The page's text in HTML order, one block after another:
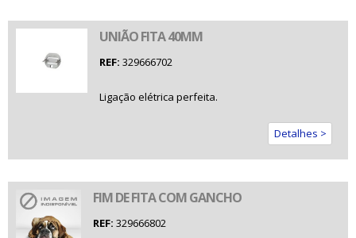
UNIÃO FITA 40MM
REF: 329666702
Ligação elétrica perfeita.
Detalhes >
FIM DE FITA COM GANCHO
REF: 329666802